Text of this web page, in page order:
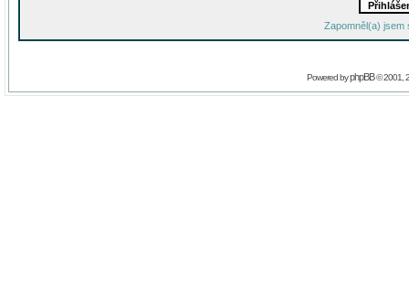
Zapomněl(a) jsem
Powered byphpBB© 2001,